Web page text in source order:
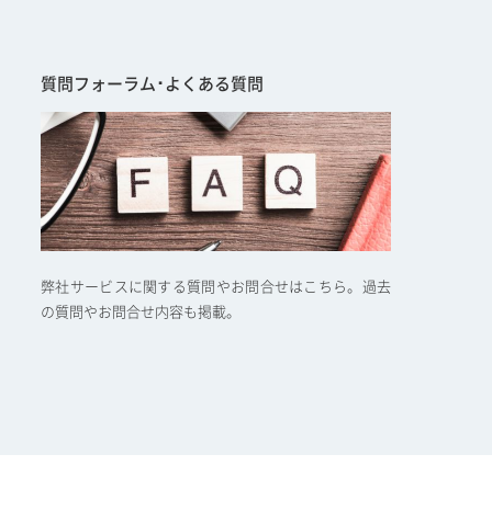
質問フォーラム･よくある質問
弊社サービスに関する質問やお問合せはこちら。過去
の質問やお問合せ内容も掲載。